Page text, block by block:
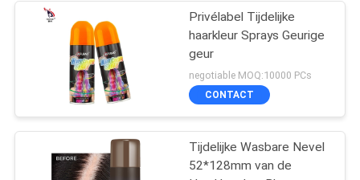
Privélabel Tijdelijke
haarkleur Sprays Geurige
geur
negotiable MOQ:10000 PCs
CONTACT
Tijdelijke Wasbare Nevel
52*128mm van de